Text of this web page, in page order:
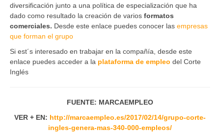
diversificación junto a una política de especialización que ha
dado como resultado la creación de varios formatos
comerciales. Desde este enlace puedes conocer las empresas
que forman el grupo
Si est´s interesado en trabajar en la compañía, desde este
enlace puedes acceder a la plataforma de empleo del Corte
Inglés
FUENTE: MARCAEMPLEO
VER + EN: http://marcaempleo.es/2017/02/14/grupo-corte-
ingles-genera-mas-340-000-empleos/